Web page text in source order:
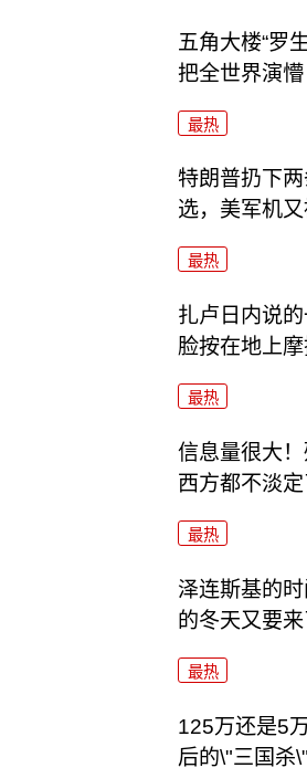
五角大楼“罗
把全世界演懵
最热
特朗普扔下
选，美军机
最热
扎卢日内说
脸按在地上摩
最热
信息量很大
西方都不淡定
最热
泽连斯基的
的冬天又要来
最热
125万还是5
后的\"三国杀\"